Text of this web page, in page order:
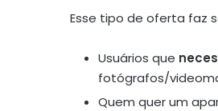
Esse tipo de oferta faz
Usuários que
fotógrafos/
Quem quer um